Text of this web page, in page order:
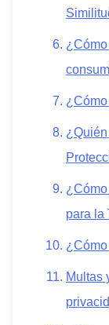
para la
Multas